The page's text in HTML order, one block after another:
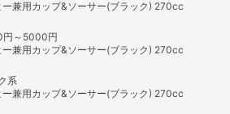
兼用カップ&ソーサー(ブラック) 270cc
～5000円
兼用カップ&ソーサー(ブラック) 270cc
系
兼用カップ&ソーサー(ブラック) 270cc